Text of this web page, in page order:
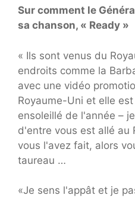
Sur comment le
sa chanson, « Ready »
« Ils sont venus du
endroits comme la
avec une vidéo
Royaume-Uni et elle
ensoleillé de l'année –
d'entre vous est allé au
vous l'avez fait, alors
taureau …
«Je sens l'appât et je